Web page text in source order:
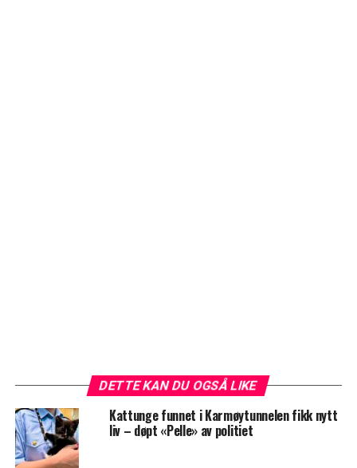
DETTE KAN DU OGSÅ LIKE
Kattunge funnet i Karmøytunnelen fikk nytt
liv – døpt «Pelle» av politiet